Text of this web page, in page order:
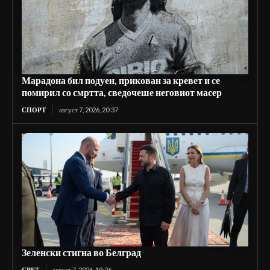
Марадона бил подуен, прикован за кревет и се
помирил со смртта, сведочеше неговиот масер
СПОРТ август 7, 2026, 20:37
Зеленски стигна во Белград